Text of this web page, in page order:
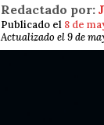
Redactado por:
Publicado el 8 de
Actualizado el 9 de